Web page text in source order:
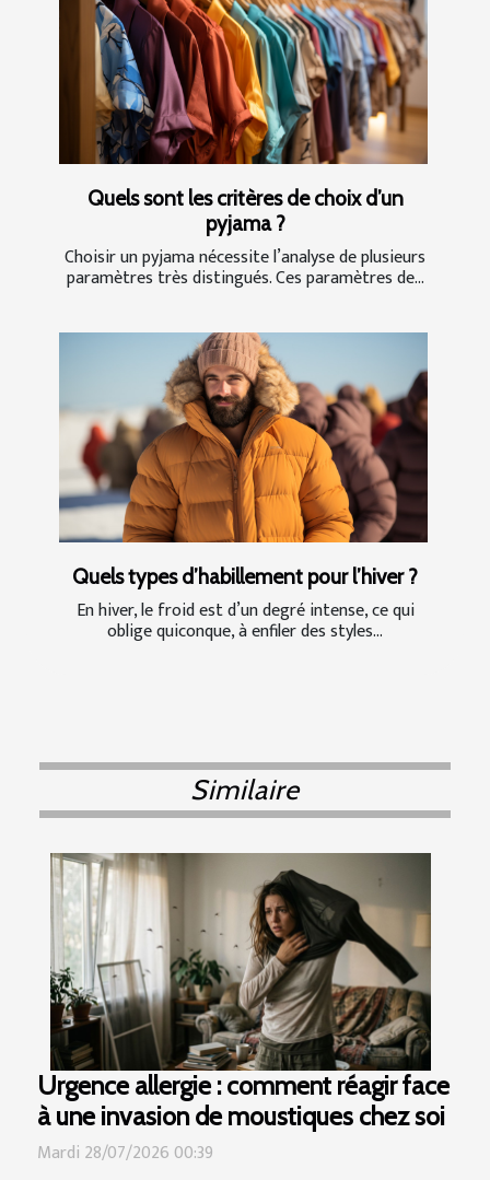
Quels sont les critères de choix d’un
pyjama ?
Choisir un pyjama nécessite l’analyse de plusieurs
paramètres très distingués. Ces paramètres de...
Quels types d’habillement pour l’hiver ?
En hiver, le froid est d’un degré intense, ce qui
oblige quiconque, à enfiler des styles...
Similaire
Urgence allergie : comment réagir face
à une invasion de moustiques chez soi
Mardi 28/07/2026 00:39